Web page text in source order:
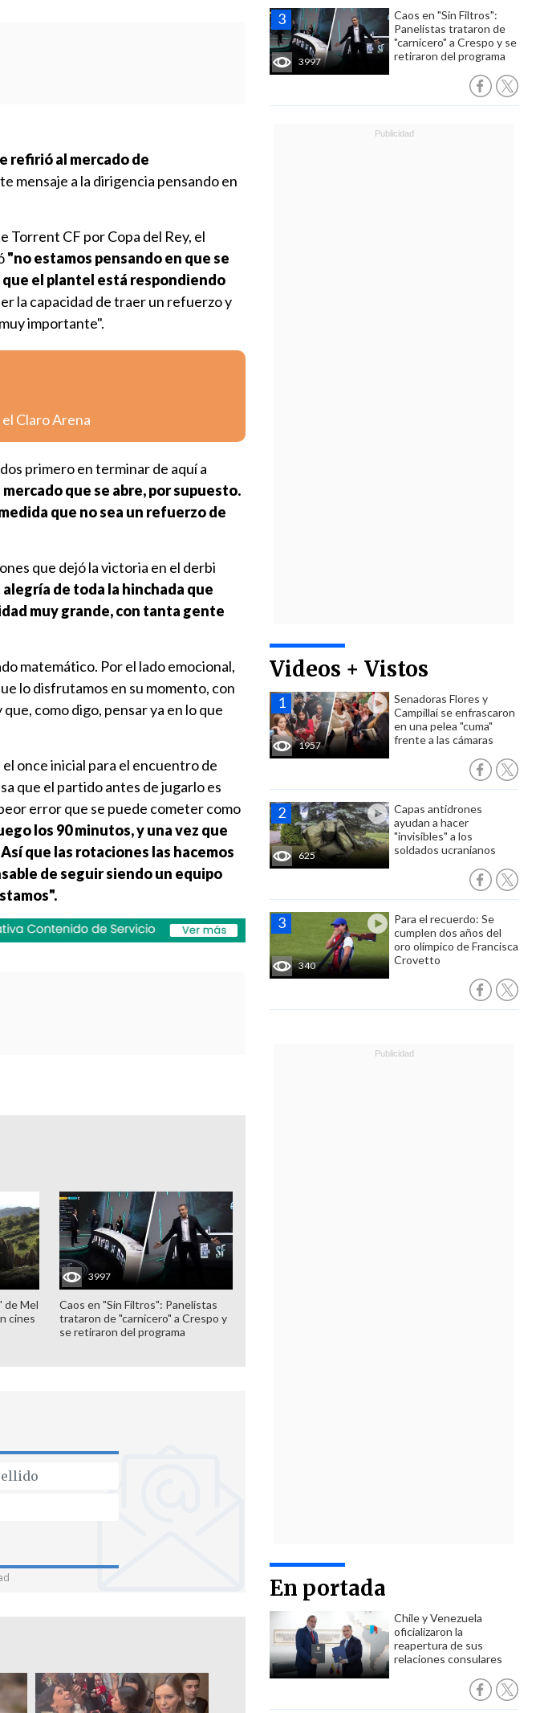
3997
Caos en "Sin Filtros":
Panelistas trataron de
"carnicero" a Crespo y se
retiraron del programa
Videos + Vistos
1957
Senadoras Flores y
Campillai se enfrascaron
en una pelea "cuma"
frente a las cámaras
625
Capas antidrones
ayudan a hacer
"invisibles" a los
soldados ucranianos
340
Para el recuerdo: Se
cumplen dos años del
oro olímpico de Francisca
Crovetto
En portada
Chile y Venezuela
oficializaron la
reapertura de sus
relaciones consulares
refirió al mercado de
mensaje a la dirigencia pensando en
Torrent CF por Copa del Rey, el
"no estamos pensando en que se
el plantel está respondiendo
la capacidad de traer un refuerzo y
importante".
Claro Arena
primero en terminar de aquí a
que se abre, por supuesto.
que no sea un refuerzo de
que dejó la victoria en el derbi
de toda la hinchada que
muy grande, con tanta gente
matemático. Por el lado emocional,
lo disfrutamos en su momento, con
como digo, pensar ya en lo que
once inicial para el encuentro de
que el partido antes de jugarlo es
error que se puede cometer como
los 90 minutos, y una vez que
que las rotaciones las hacemos
de seguir siendo un equipo
de Mel
cines
3997
Caos en "Sin Filtros": Panelistas
trataron de "carnicero" a Crespo y
se retiraron del programa